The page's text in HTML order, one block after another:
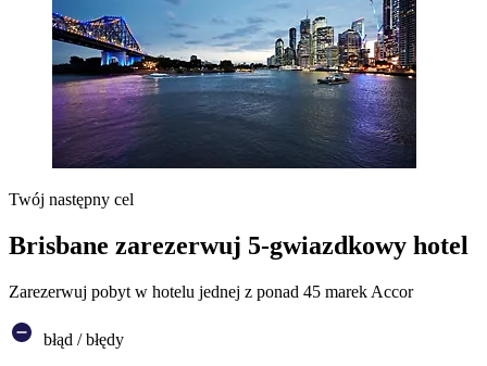
Twój następny cel
Brisbane zarezerwuj 5-gwiazdkowy hotel
Zarezerwuj pobyt w hotelu jednej z ponad 45 marek Accor
błąd / błędy